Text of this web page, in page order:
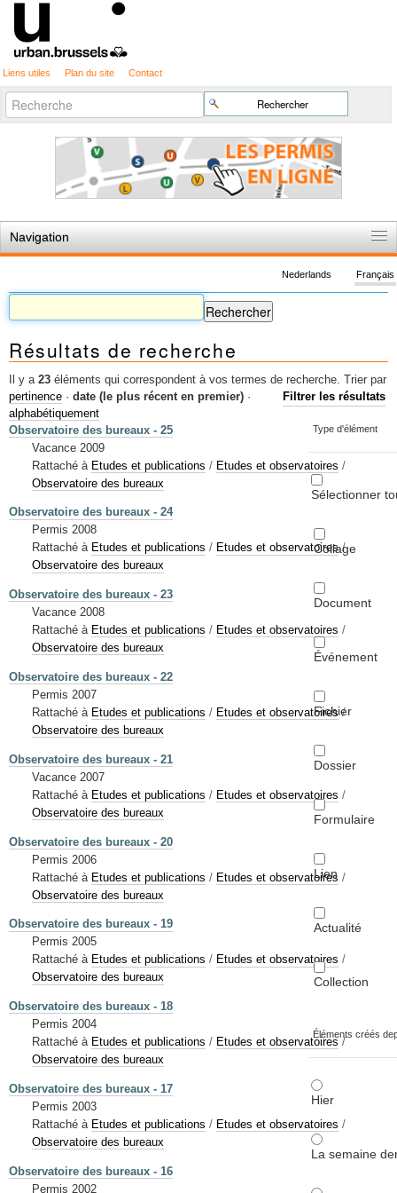
Liens utiles Plan du site Contact
Chercher par
Recherche
avancée…
Navigation
Règles du jeu
Permis d'urbanisme
Cartographie
Etudes et publications
Mots-clés
Renseignements urbanistiques
Français
Nederlands
Résultats de recherche
Il y a 23 éléments qui correspondent à vos termes de recherche.
Filtrer les résultats
Type d'élément
Sélectionner
Collage
Document
Événement
Fichier
Dossier
Formulaire
Lien
Actualité
Collection
Éléments créés
Hier
La semaine
Trier par
pertinence · date (le plus récent en premier) ·
alphabétiquement
Observatoire des bureaux - 25
Vacance 2009
Rattaché à Etudes et publications / Etudes et observatoires /
Observatoire des bureaux
Observatoire des bureaux - 24
Permis 2008
Rattaché à Etudes et publications / Etudes et observatoires /
Observatoire des bureaux
Observatoire des bureaux - 23
Vacance 2008
Rattaché à Etudes et publications / Etudes et observatoires /
Observatoire des bureaux
Observatoire des bureaux - 22
Permis 2007
Rattaché à Etudes et publications / Etudes et observatoires /
Observatoire des bureaux
Observatoire des bureaux - 21
Vacance 2007
Rattaché à Etudes et publications / Etudes et observatoires /
Observatoire des bureaux
Observatoire des bureaux - 20
Permis 2006
Rattaché à Etudes et publications / Etudes et observatoires /
Observatoire des bureaux
Observatoire des bureaux - 19
Permis 2005
Rattaché à Etudes et publications / Etudes et observatoires /
Observatoire des bureaux
Observatoire des bureaux - 18
Permis 2004
Rattaché à Etudes et publications / Etudes et observatoires /
Observatoire des bureaux
Observatoire des bureaux - 17
Permis 2003
Rattaché à Etudes et publications / Etudes et observatoires /
Observatoire des bureaux
Observatoire des bureaux - 16
Permis 2002